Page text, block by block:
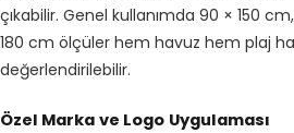
çıkabilir. Genel kullanımda 90 × 150
180 cm ölçüler hem havuz hem plaj
değerlendirilebilir.
Özel Marka ve Logo Uygulaması